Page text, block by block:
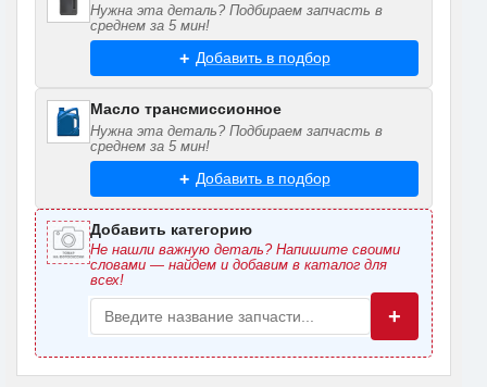
Нужна эта деталь? Подбираем запчасть в
среднем за 5 мин!
Добавить в подбор
Масло трансмиссионное
Нужна эта деталь? Подбираем запчасть в
среднем за 5 мин!
Добавить в подбор
Добавить категорию
Не нашли важную деталь? Напишите своими
словами — найдем и добавим в каталог для
всех!
+